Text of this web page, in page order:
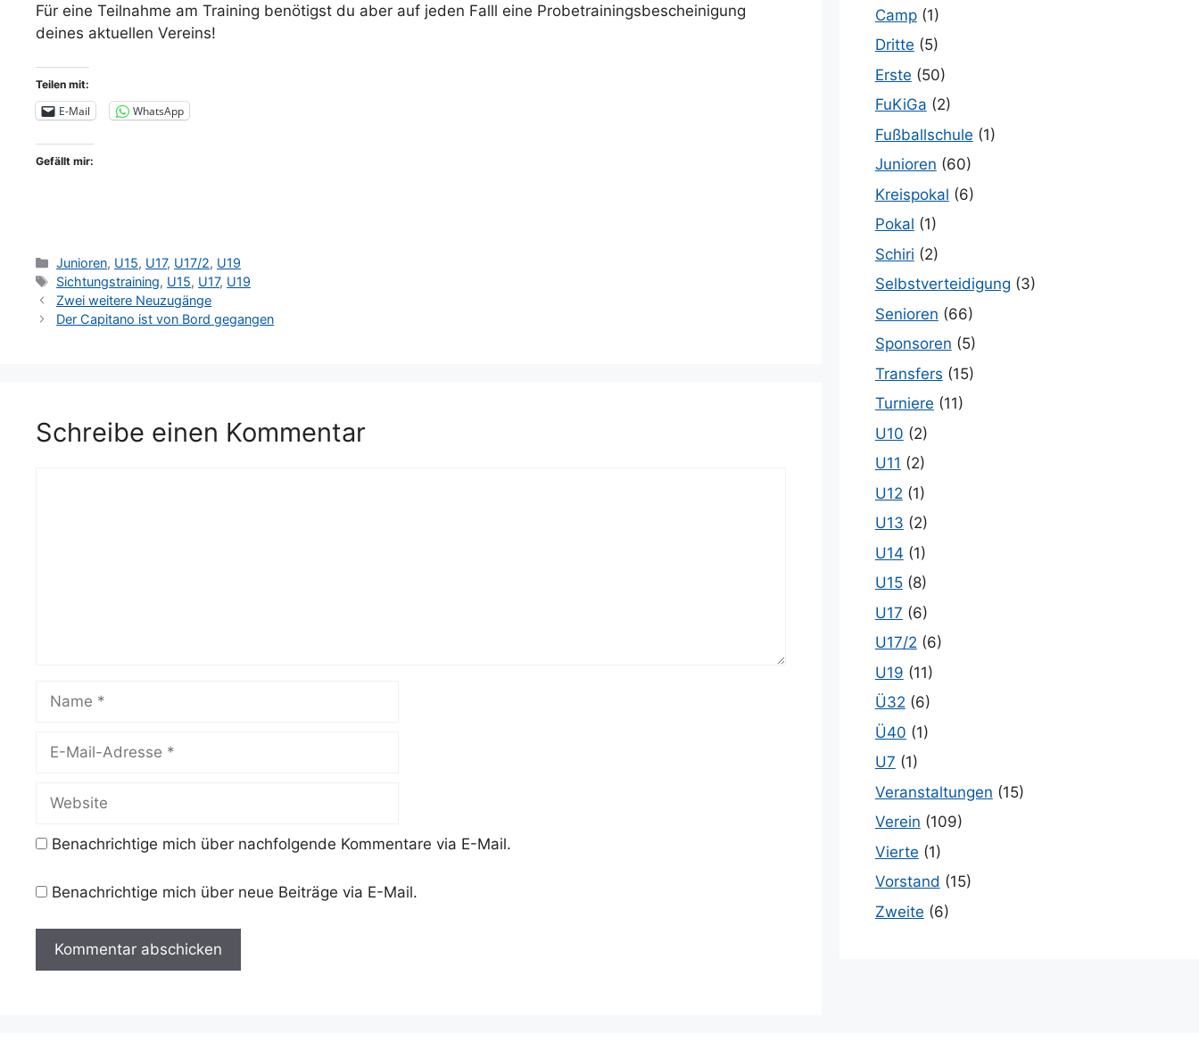
Für eine Teilnahme am Training benötigst du aber auf jeden Falll eine Probetrainingsbescheinigung
deines aktuellen Vereins!
Teilen mit:
E-Mail WhatsApp
Gefällt mir:
Kategorien
Junioren, U15, U17, U17/2, U19
Schlagwörter
Sichtungstraining, U15, U17, U19
Zwei weitere Neuzugänge
Der Capitano ist von Bord gegangen
Schreibe einen Kommentar
Name
Website
Benachrichtige mich über nachfolgende Kommentare via E-Mail.
Benachrichtige mich über neue Beiträge via E-Mail.
Camp(1)
Dritte (5)
Erste (50)
FuKiGa (2)
Fußballschule (1)
Junioren (60)
Kreispokal (6)
Pokal (1)
Schiri (2)
Selbstverteidigung (3)
Senioren (66)
Sponsoren (5)
Transfers (15)
Turniere (11)
U10 (2)
U11 (2)
U12 (1)
U13 (2)
U14 (1)
U15(8)
U17 (6)
U17/2 (6)
U19 (11)
Ü32 (6)
Ü40 (1)
U7 (1)
Veranstaltungen (15)
Verein (109)
Vierte (1)
Vorstand (15)
Zweite (6)